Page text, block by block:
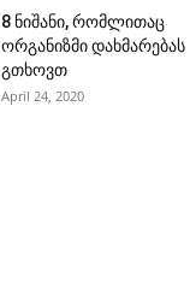
8 ნიშანი, რომლითაც
ორგანიზმი დახმარებას
გთხოვთ
April 24, 2020